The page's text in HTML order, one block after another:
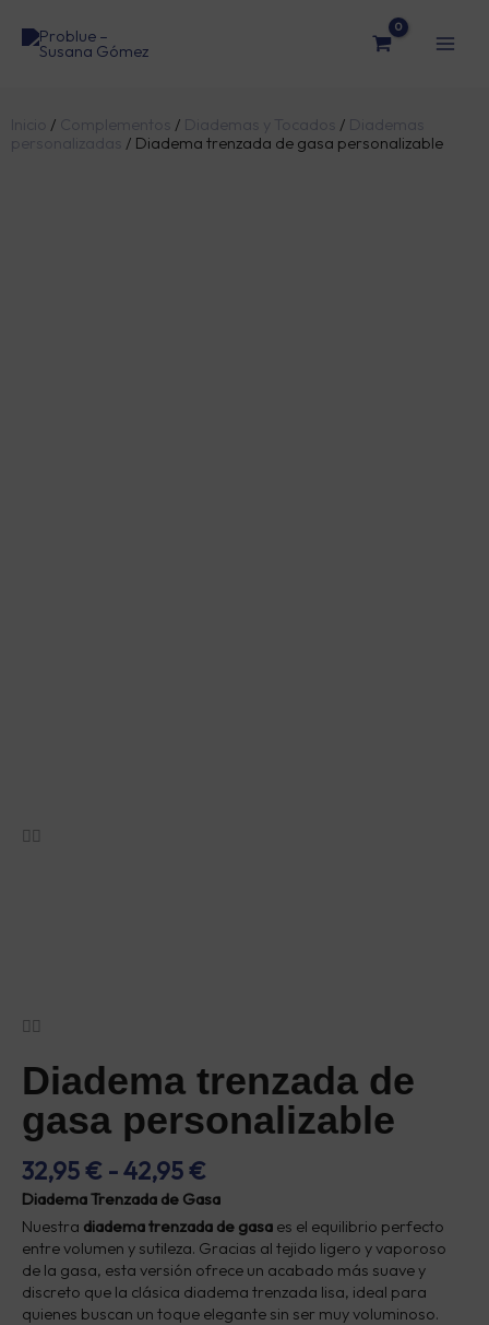
contenido
Inicio / Complementos / Diademas y Tocados / Diademas
personalizadas / Diadema trenzada de gasa personalizable
Diadema trenzada de
gasa personalizable
32,95€ -42,95€RANGO
DE
PRECIOS:
DESDE
32,95 €
HASTA
42,95 €
Diadema Trenzada de Gasa
Nuestra diadema trenzada de gasa es el equilibrio perfecto
entre volumen y sutileza. Gracias al tejido ligero y vaporoso
de la gasa, esta versión ofrece un acabado más suave y
discreto que la clásica diadema trenzada lisa, ideal para
quienes buscan un toque elegante sin ser muy voluminoso.